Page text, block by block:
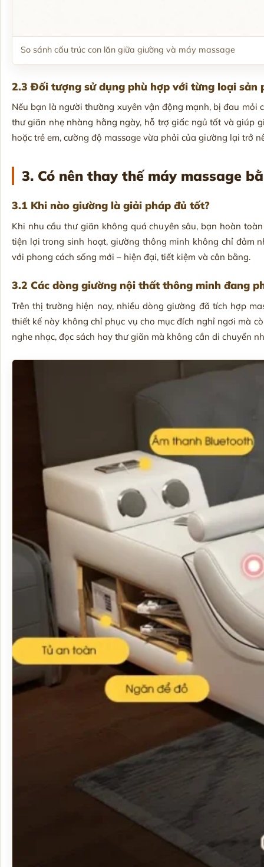
So sánh cấu trúc con lăn giữa giường và máy massage
2.3 Đối tượng sử dụng phù hợp với từng loại sản
Nếu bạn là người thường xuyên vận động mạnh, bị đau mỏi
thư giãn nhẹ nhàng hằng ngày, hỗ trợ giấc ngủ tốt và giúp
hoặc trẻ em, cường độ massage vừa phải của giường lại trở
3. Có nên thay thế máy massage
3.1 Khi nào giường là giải pháp đủ tốt?
Khi nhu cầu thư giãn không quá chuyên sâu, bạn hoàn
tiện lợi trong sinh hoạt, giường thông minh không chỉ đảm
với phong cách sống mới – hiện đại, tiết kiệm và cân bằng.
3.2 Các dòng giường nội thất thông minh đang
Trên thị trường hiện nay, nhiều dòng giường đã tích hợp
thiết kế này không chỉ phục vụ cho mục đích nghỉ ngơi mà
nghe nhạc, đọc sách hay thư giãn mà không cần di chuyển